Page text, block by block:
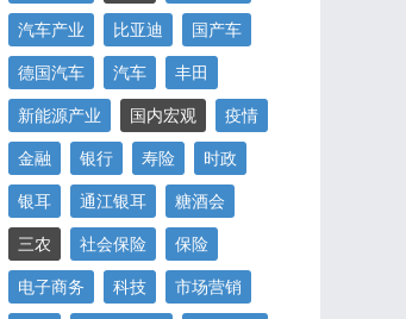
汽车产业 比亚迪 国产车
德国汽车 汽车 丰田
新能源产业 国内宏观 疫情
金融 银行 寿险 时政
银耳 通江银耳 糖酒会
三农 社会保险 保险
电子商务 科技 市场营销